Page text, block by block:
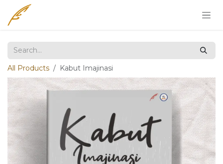
Skip to Content
All Products Kabut Imajinasi